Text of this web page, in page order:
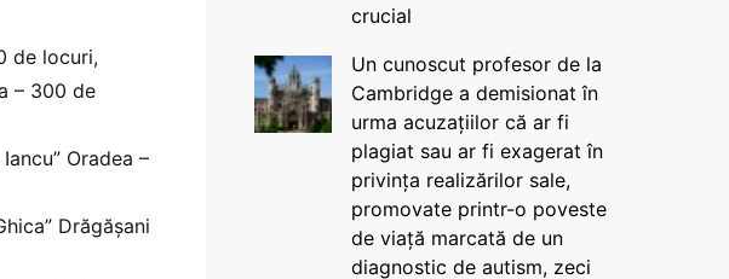
de locuri,
– 300 de
Oradea –
Drăgășani
crucial
Un cunoscut profesor de la
Cambridge a demisionat în
urma acuzațiilor că ar fi
plagiat sau ar fi exagerat în
privința realizărilor sale,
promovate printr-o poveste
de viață marcată de un
diagnostic de autism, zeci